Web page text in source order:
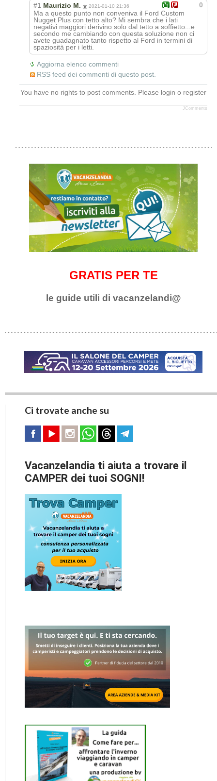
0
#1 Maurizio M. 2021-01-10 21:36
Ma a questo punto non conveniva il Ford Custom
Nugget Plus con tetto alto? Mi sembra che i lati
negativi maggiori derivino solo dal tetto a soffietto...e
secondo me cambiando con questa soluzione non ci
avete guadagnato tanto rispetto al Ford in termini di
spaziosità per i letti.
Aggiorna elenco commenti
RSS feed dei commenti di questo post.
You have no rights to post comments. Please login o register
JComments
GRATIS PER TE
le guide utili di vacanzelandi@
Ci trovate anche su
Vacanzelandia ti aiuta a trovare il
CAMPER dei tuoi SOGNI!